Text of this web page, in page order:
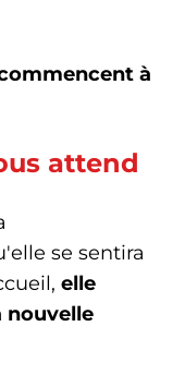
à
attend
se sentira
elle
nouvelle